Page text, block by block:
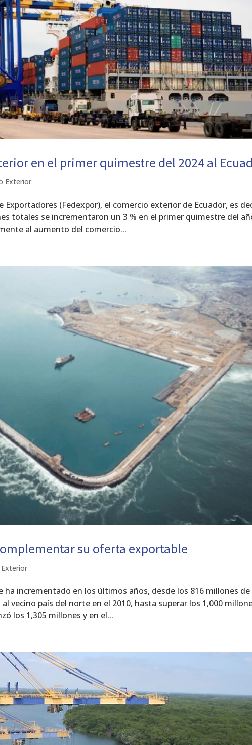
en el primer quimestre del 2024 al
Exterior
Exportadores (Fedexpor), el comercio exterior de Ecuador, es
totales se incrementaron un 3 % en el primer quimestre del
al aumento del comercio...
su oferta exportable
ha incrementado en los últimos años, desde los 816 millones de
vecino país del norte en el 2010, hasta superar los 1,000
los 1,305 millones y en el...